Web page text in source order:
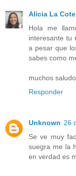
Alicia La
Hola me
interesante tu
a pesar que
sabes como
muchos
Responder
Unknown 26
Se ve muy
suegra me la
en verdad es